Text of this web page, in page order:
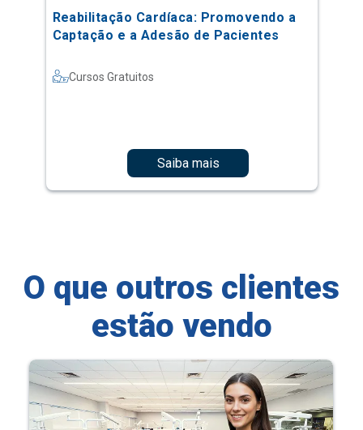
Reabilitação Cardíaca: Promovendo a
Captação e a Adesão de Pacientes
Cursos Gratuitos
Saiba mais
O que outros clientes
estão vendo